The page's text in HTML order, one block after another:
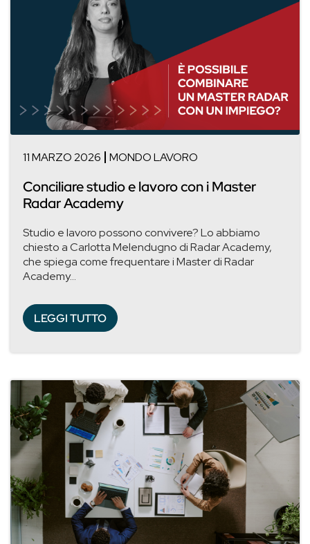
11 MARZO 2026 MONDO LAVORO
Conciliare studio e lavoro con i Master
Radar Academy
Studio e lavoro possono convivere? Lo abbiamo
chiesto a Carlotta Melendugno di Radar Academy,
che spiega come frequentare i Master di Radar
Academy...
LEGGI TUTTO